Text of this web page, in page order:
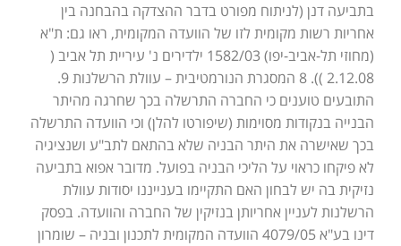
בתביעה דנן (לניתוח מפורט בדבר ההצדקה בהבחנה בין
אחריות רשות מקומית לזו של הוועדה המקומית, ראו גם: ת"א
(מחוזי תל-אביב-יפו) 1582/03 ילדירים נ' עיריית תל אביב (
2.12.08 )). 8 המסגרת הנורמטיבית – עוולת הרשלנות 9.
התובעים טוענים כי החברה התרשלה בכך שחרגה מהיתר
הבנייה בנקודות מסוימות (שיפורטו להלן) וכי הוועדה התרשלה
בכך שאישרה את היתר הבניה שלא בהתאם לתב"ע ושנציגיה
לא פיקחו כראוי על הליכי הבניה בפועל. מדובר אפוא בתביעה
נזיקית בה יש לבחון האם התקיימו בענייננו יסודות עוולת
הרשלנות לעניין אחריותן בנזיקין של החברה והוועדה. בפסק
דינו בע"א 4079/05 הוועדה המקומית לתכנון ובניה – שומרון